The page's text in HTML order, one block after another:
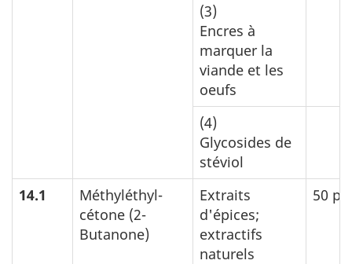
(3)
Encres à
marquer la
viande et les
oeufs
(4)
Glycosides de
stéviol
14.1
Méthyléthyl-
cétone (2-
Butanone)
Extraits
d'épices;
extractifs
naturels
50